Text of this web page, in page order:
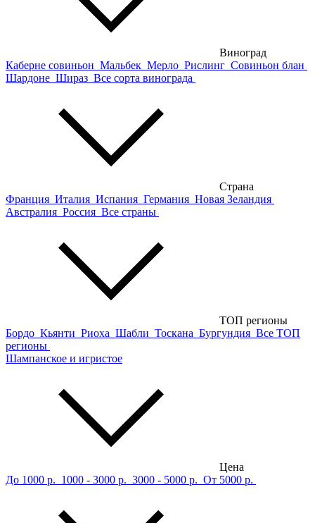
Виноград
Каберне совиньон Мальбек Мерло Рислинг Совиньон блан
Шардоне Шираз Все сорта винограда
Страна
Франция Италия Испания Германия Новая Зеландия
Австралия Россия Все страны
ТОП регионы
Бордо Кьянти Риоха Шабли Тоскана Бургундия Все ТОП
регионы
Шампанское и игристое
Цена
До 1000 р. 1000 - 3000 р. 3000 - 5000 р. От 5000 р.